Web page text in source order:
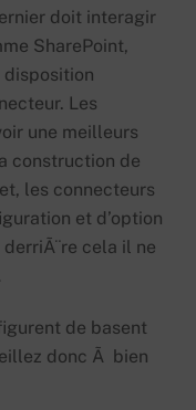
doit interagir
SharePoint,
disposition
Les
une meilleurs
construction de
les connecteurs
et d’option
cela il ne
de basent
donc Ã bien